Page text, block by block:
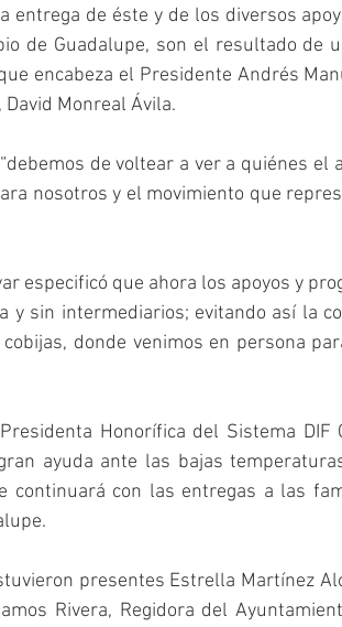
entrega de éste y de los diversos
de Guadalupe, son el resultado de
encabeza el Presidente Andrés
Monreal Ávila.
de voltear a ver a quiénes el
nosotros y el movimiento que
especificó que ahora los apoyos y
y sin intermediarios; evitando así la
donde venimos en persona
Honorífica del Sistema DIF
ayuda ante las bajas
continuará con las entregas a las
presentes Estrella Martínez
Rivera, Regidora del